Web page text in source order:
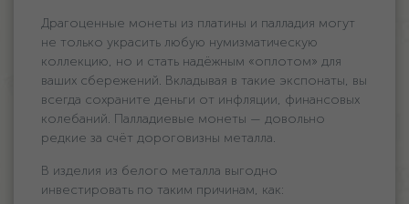
Драгоценные монеты из платины и палладия могут
не только украсить любую нумизматическую
коллекцию, но и стать надёжным «оплотом» для
ваших сбережений. Вкладывая в такие экспонаты, вы
всегда сохраните деньги от инфляции, финансовых
колебаний. Палладиевые монеты — довольно
редкие за счёт дороговизны металла.
В изделия из белого металла выгодно
инвестировать по таким причинам, как: